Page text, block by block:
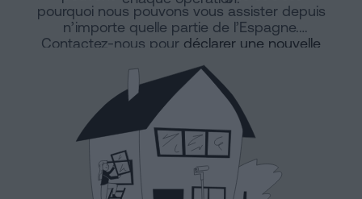
pourquoi nous pouvons vous assister depuis
n’importe quelle partie de l’Espagne.
Contactez-nous pour déclarer une nouvelle
horizontale.